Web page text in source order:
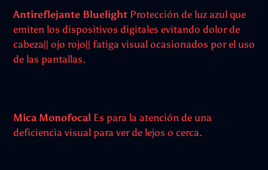
Antireflejante Bluelight Protección de luz azul que
emiten los dispositivos digitales evitando dolor de
cabeza|| ojo rojo|| fatiga visual ocasionados por el uso
de las pantallas.
Mica Monofocal Es para la atención de una
deficiencia visual para ver de lejos o cerca.